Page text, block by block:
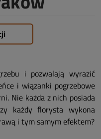
i pozwalają wyrazić
i wiązanki pogrzebowe
Nie każda z nich posiada
każdy florysta wykona
i tym samym efektem?